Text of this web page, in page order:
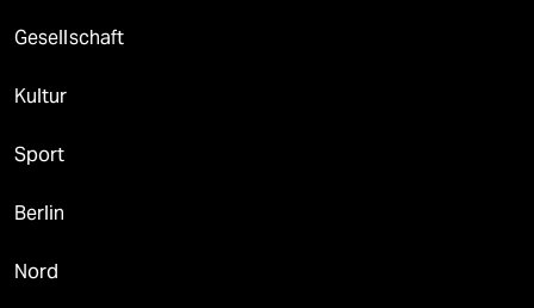
Gesellschaft
Kultur
Sport
Berlin
Nord